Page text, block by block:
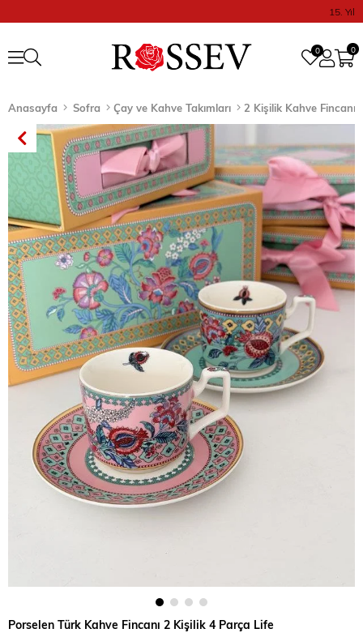
15. Yıl
0
0
Anasayfa Sofra Çay ve Kahve Takımları 2 Kişilik Kahve Fincanı
Porselen Türk Kahve Fincanı 2 Kişilik 4 Parça Life